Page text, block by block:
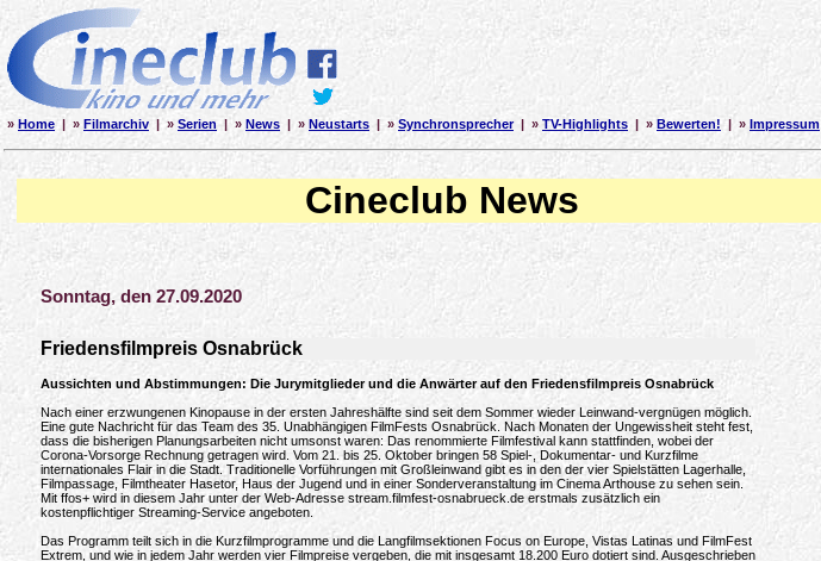
» Home| » Filmarchiv | » Serien | » News | » Neustarts | » Synchronsprecher| » TV-Highlights | » Bewerten! | » Impressum
Cineclub News
Sonntag, den 27.09.2020
Friedensfilmpreis Osnabrück
Aussichten und Abstimmungen: Die Jurymitglieder und die Anwärter auf den Friedensfilmpreis Osnabrück
Nach einer erzwungenen Kinopause in der ersten Jahreshälfte sind seit dem Sommer wieder Leinwand-vergnügen möglich.
Eine gute Nachricht für das Team des 35. Unabhängigen FilmFests Osnabrück. Nach Monaten der Ungewissheit steht fest,
dass die bisherigen Planungsarbeiten nicht umsonst waren: Das renommierte Filmfestival kann stattfinden, wobei der
Corona-Vorsorge Rechnung getragen wird. Vom 21. bis 25. Oktober bringen 58 Spiel-, Dokumentar- und Kurzfilme
internationales Flair in die Stadt. Traditionelle Vorführungen mit Großleinwand gibt es in den der vier Spielstätten Lagerhalle,
Filmpassage, Filmtheater Hasetor, Haus der Jugend und in einer Sonderveranstaltung im Cinema Arthouse zu sehen sein.
Mit ffos+ wird in diesem Jahr unter der Web-Adresse stream.filmfest-osnabrueck.de erstmals zusätzlich ein
kostenpflichtiger Streaming-Service angeboten.
Das Programm teilt sich in die Kurzfilmprogramme und die Langfilmsektionen Focus on Europe, Vistas Latinas und FilmFest
Extrem, und wie in jedem Jahr werden vier Filmpreise vergeben, die mit insgesamt 18.200 Euro dotiert sind. Ausgeschrieben